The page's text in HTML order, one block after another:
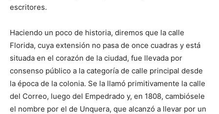
escritores.
Haciendo un poco de historia, diremos que la calle
Florida, cuya extensión no pasa de once cuadras y está
situada en el corazón de la ciudad, fue llevada por
consenso público a la categoría de calle principal desde
la época de la colonia. Se la llamó primitivamente la calle
del Correo, luego del Empedrado y, en 1808, cambiósele
el nombre por el de Unquera, que alcanzó a llevar por un